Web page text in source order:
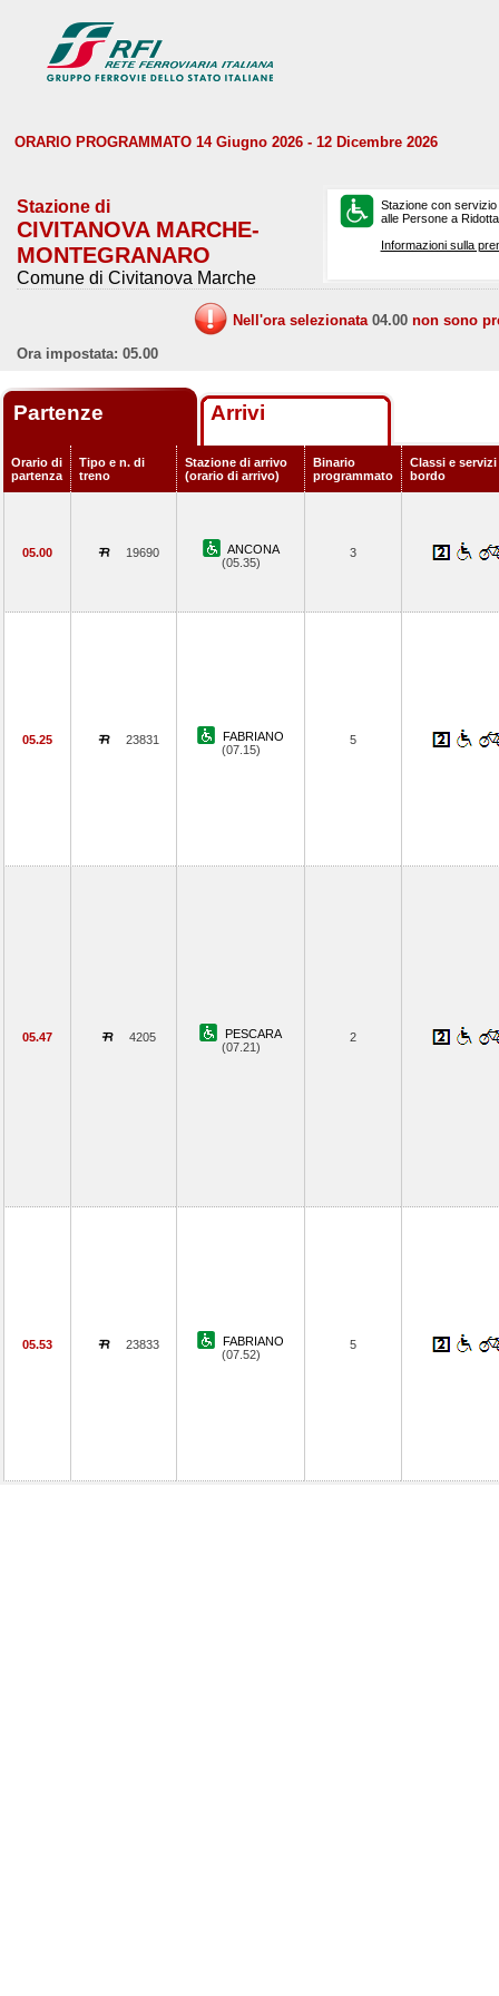
ORARIO PROGRAMMATO 14 Giugno 2026 - 12 Dicembre 2026
Stazione di
CIVITANOVA MARCHE-
MONTEGRANARO
Comune di Civitanova Marche
Stazione con
alle Persone a
Informazioni sulla
Nell'ora selezionata 04.00 non sono
Ora impostata: 05.00
Partenze Arrivi
Orario di
partenza
Tipo e n. di
treno
Stazione di arrivo
(orario di arrivo)
Binario
programmato
Classi e servizi
bordo
05.00 19690
ANCONA
(05.35)
3
05.25 23831
FABRIANO
(07.15)
5
05.47 4205
PESCARA
(07.21)
2
05.53 23833
FABRIANO
(07.52)
5